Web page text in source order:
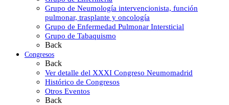
Grupo de Neumología intervencionista, función
pulmonar, trasplante y oncología
Grupo de Enfermedad Pulmonar Intersticial
Grupo de Tabaquismo
Back
Congresos
Back
Ver detalle del XXXI Congreso Neumomadrid
Histórico de Congresos
Otros Eventos
Back